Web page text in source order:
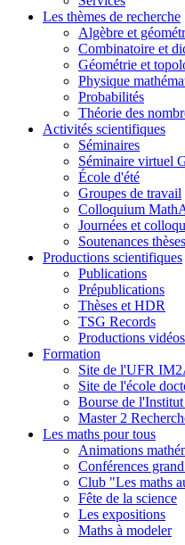
Les thèmes de recherche
Algèbre et
Combinatoire et
Géométrie et
Physique
Probabilités
Théorie des
Activités scientifiques
Séminaires
Séminaire virtuel
École d'été
Groupes de travail
Colloquium
Journées et
Soutenances
Productions scientifiques
Publications
Prépublications
Thèses et HDR
TSG Records
Productions vidéos
Formation
Site de l'UFR
Site de l'école
Bourse de
Master 2
Les maths pour tous
Animations
Conférences
Club "Les maths
Fête de la science
Les expositions
Maths à modeler